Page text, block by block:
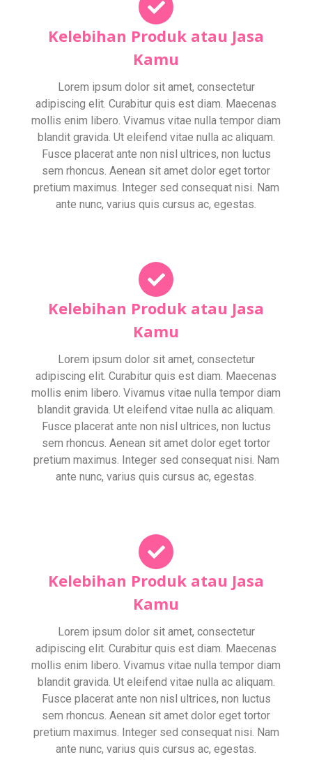
Kelebihan Produk atau Jasa
Kamu
Lorem ipsum dolor sit amet, consectetur
adipiscing elit. Curabitur quis est diam. Maecenas
mollis enim libero. Vivamus vitae nulla tempor diam
blandit gravida. Ut eleifend vitae nulla ac aliquam.
Fusce placerat ante non nisl ultrices, non luctus
sem rhoncus. Aenean sit amet dolor eget tortor
pretium maximus. Integer sed consequat nisi. Nam
ante nunc, varius quis cursus ac, egestas.
Kelebihan Produk atau Jasa
Kamu
Lorem ipsum dolor sit amet, consectetur
adipiscing elit. Curabitur quis est diam. Maecenas
mollis enim libero. Vivamus vitae nulla tempor diam
blandit gravida. Ut eleifend vitae nulla ac aliquam.
Fusce placerat ante non nisl ultrices, non luctus
sem rhoncus. Aenean sit amet dolor eget tortor
pretium maximus. Integer sed consequat nisi. Nam
ante nunc, varius quis cursus ac, egestas.
Kelebihan Produk atau Jasa
Kamu
Lorem ipsum dolor sit amet, consectetur
adipiscing elit. Curabitur quis est diam. Maecenas
mollis enim libero. Vivamus vitae nulla tempor diam
blandit gravida. Ut eleifend vitae nulla ac aliquam.
Fusce placerat ante non nisl ultrices, non luctus
sem rhoncus. Aenean sit amet dolor eget tortor
pretium maximus. Integer sed consequat nisi. Nam
ante nunc, varius quis cursus ac, egestas.